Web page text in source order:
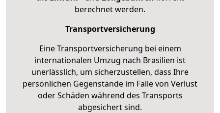
berechnet werden.
Transportversicherung
Eine Transportversicherung bei einem
internationalen Umzug nach Brasilien ist
unerlässlich, um sicherzustellen, dass Ihre
persönlichen Gegenstände im Falle von Verlust
oder Schäden während des Transports
abgesichert sind.